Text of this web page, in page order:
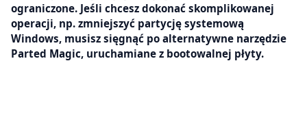
ograniczone. Jeśli chcesz dokonać skomplikowanej
operacji, np. zmniejszyć partycję systemową
Windows, musisz sięgnąć po alternatywne narzędzie
Parted Magic, uruchamiane z bootowalnej płyty.